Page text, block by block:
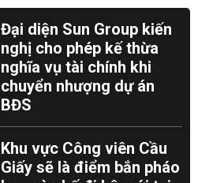
Đại diện Sun Group kiến
nghị cho phép kế thừa
nghĩa vụ tài chính khi
chuyển nhượng dự án
BĐS
Khu vực Công viên Cầu
Giấy sẽ là điểm bắn pháo